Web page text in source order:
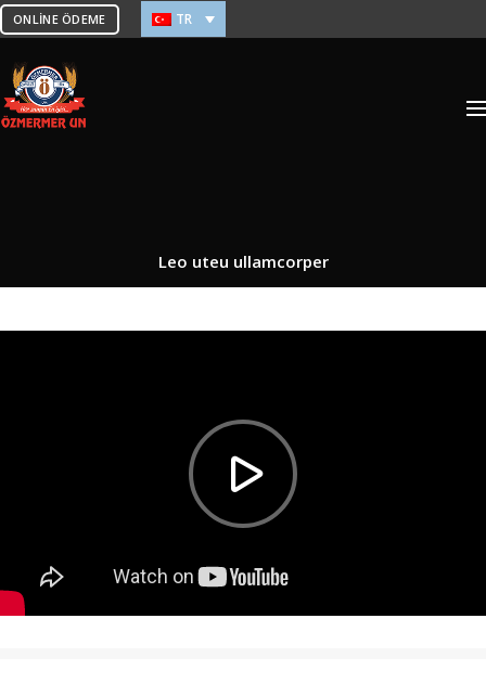
ONLINE ÖDEME TR
Leo uteu ullamcorper